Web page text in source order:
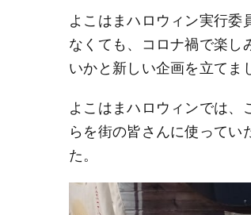
よこはまハロウィン実行委
なくても、コロナ禍で楽し
いかと新しい企画を立てま
よこはまハロウィンでは、
らを街の皆さんに使ってい
た。